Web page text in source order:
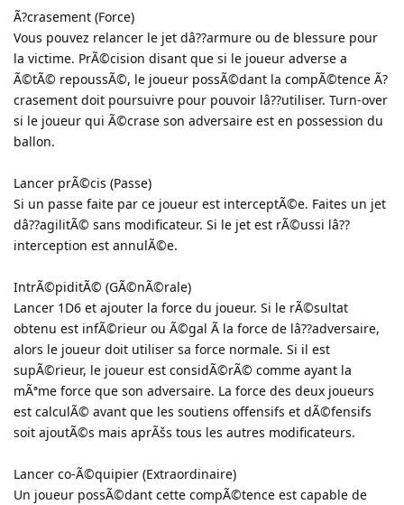
Ã?crasement (Force)
Vous pouvez relancer le jet dâ??armure ou de blessure pour
la victime. PrÃ©cision disant que si le joueur adverse a
Ã©tÃ© repoussÃ©, le joueur possÃ©dant la compÃ©tence Ã?
crasement doit poursuivre pour pouvoir lâ??utiliser. Turn-over
si le joueur qui Ã©crase son adversaire est en possession du
ballon.
Lancer prÃ©cis (Passe)
Si un passe faite par ce joueur est interceptÃ©e. Faites un jet
dâ??agilitÃ© sans modificateur. Si le jet est rÃ©ussi lâ??
interception est annulÃ©e.
IntrÃ©piditÃ© (GÃ©nÃ©rale)
Lancer 1D6 et ajouter la force du joueur. Si le rÃ©sultat
obtenu est infÃ©rieur ou Ã©gal Ã la force de lâ??adversaire,
alors le joueur doit utiliser sa force normale. Si il est
supÃ©rieur, le joueur est considÃ©rÃ© comme ayant la
mÃªme force que son adversaire. La force des deux joueurs
est calculÃ© avant que les soutiens offensifs et dÃ©fensifs
soit ajoutÃ©s mais aprÃšs tous les autres modificateurs.
Lancer co-Ã©quipier (Extraordinaire)
Un joueur possÃ©dant cette compÃ©tence est capable de